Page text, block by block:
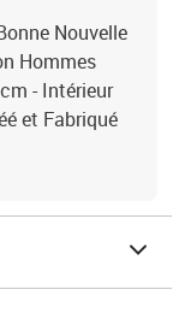
Nouvelle
Hommes
- Intérieur
et Fabriqué